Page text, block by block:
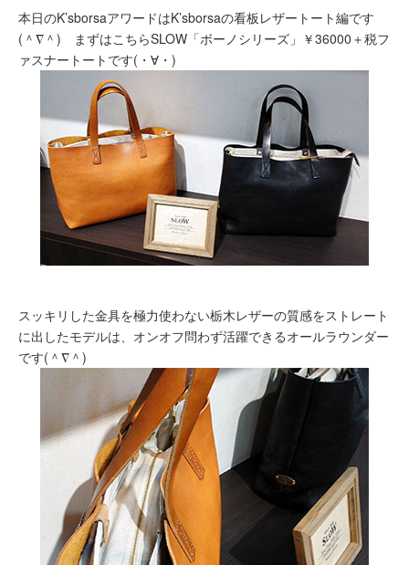
本日のK’sborsaアワードはK’sborsaの看板レザートート編です
(＾∇＾) まずはこちらSLOW「ボーノシリーズ」￥36000＋税フ
ァスナートートです(・∀・)
スッキリした金具を極力使わない栃木レザーの質感をストレート
に出したモデルは、オンオフ問わず活躍できるオールラウンダー
です(＾∇＾)